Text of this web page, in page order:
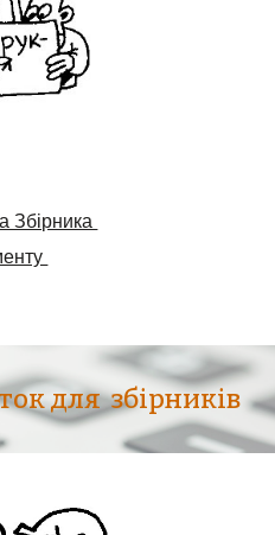
Збірника
для  збірників